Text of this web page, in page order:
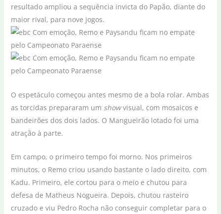
resultado ampliou a sequência invicta do Papão, diante do
maior rival, para nove jogos.
O espetáculo começou antes mesmo de a bola rolar. Ambas
as torcidas prepararam um showvisual, com mosaicos e
bandeirões dos dois lados. O Mangueirão lotado foi uma
atração à parte.
Em campo, o primeiro tempo foi morno. Nos primeiros
minutos, o Remo criou usando bastante o lado direito, com
Kadu. Primeiro, ele cortou para o meio e chutou para
defesa de Matheus Nogueira. Depois, chutou rasteiro
cruzado e viu Pedro Rocha não conseguir completar para o